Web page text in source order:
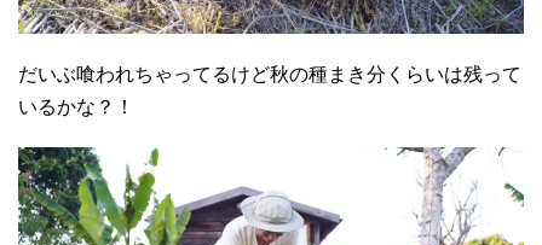
だいぶ喰われちゃってるけど秋の種まき分くらいは残って
いるかな？！